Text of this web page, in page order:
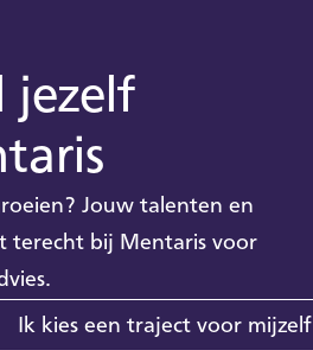
jezelf
Jouw talenten en
terecht bij Mentaris voor
Ik kies een traject voor mijzelf